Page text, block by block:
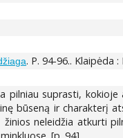
. P. 94-96.. Klaipėda
suprasti,
būseną ir charakterį
neleidžia atkurti
[p. 94].